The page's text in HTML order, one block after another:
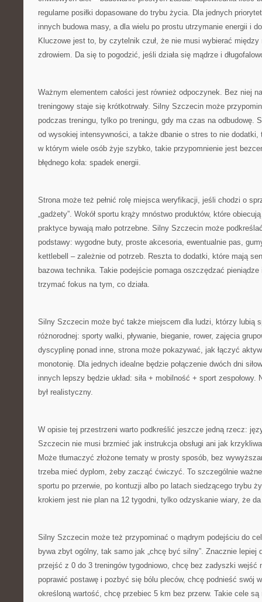
regularne posiłki dopasowane do trybu życia. Dla jednych
innych budowa masy, a dla wielu po prostu utrzymanie energii i
Kluczowe jest to, by czytelnik czuł, że nie musi wybierać
zdrowiem. Da się to pogodzić, jeśli działa się mądrze i
Ważnym elementem całości jest również odpoczynek. Bez niej
treningowy staje się krótkotrwały. Silny Szczecin może
podczas treningu, tylko po treningu, gdy ma czas na odbudowę.
od wysokiej intensywności, a także dbanie o stres to nie
w którym wiele osób żyje szybko, takie przypomnienie jest
błędnego koła: spadek energii.
Strona może też pełnić rolę miejsca weryfikacji, jeśli chodzi o
„gadżety”. Wokół sportu krąży mnóstwo produktów, które
praktyce bywają mało potrzebne. Silny Szczecin może
podstawy: wygodne buty, proste akcesoria, ewentualnie pas,
kettlebell – zależnie od potrzeb. Reszta to dodatki, które mają
bazowa technika. Takie podejście pomaga oszczędzać
trzymać fokus na tym, co działa.
Silny Szczecin może być także miejscem dla ludzi, którzy lubią
różnorodnej: sporty walki, pływanie, bieganie, rower, zajęcia
dyscyplinę ponad inne, strona może pokazywać, jak łączyć
monotonię. Dla jednych idealne będzie połączenie dwóch dni
innych lepszy będzie układ: siła + mobilność + sport
był realistyczny.
W opisie tej przestrzeni warto podkreślić jeszcze jedną rzecz:
Szczecin nie musi brzmieć jak instrukcja obsługi ani jak
Może tłumaczyć złożone tematy w prosty sposób, bez
trzeba mieć dyplom, żeby zacząć ćwiczyć. To szczególnie
sportu po przerwie, po kontuzji albo po latach siedzącego trybu
krokiem jest nie plan na 12 tygodni, tylko odzyskanie wiary, że
Silny Szczecin może też przypominać o mądrym podejściu do
bywa zbyt ogólny, tak samo jak „chcę być silny”. Znacznie lepiej
przejść z 0 do 3 treningów tygodniowo, chcę bez zadyszki wejść
poprawić postawę i pozbyć się bólu pleców, chcę podnieść swój
określoną wartość, chcę przebiec 5 km bez przerw. Takie cele